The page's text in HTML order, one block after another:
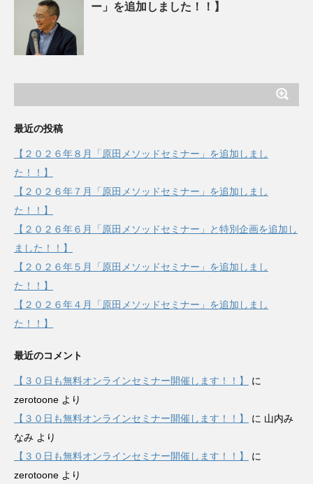
ー」を追加しました！！】
最近の投稿
【２０２６年８月「原田メソッドセミナー」を追加しまし
た！！】
【２０２６年７月「原田メソッドセミナー」を追加しまし
た！！】
【２０２６年６月「原田メソッドセミナー」と特別企画を追加し
ました！！】
【２０２６年５月「原田メソッドセミナー」を追加しまし
た！！】
【２０２６年４月「原田メソッドセミナー」を追加しまし
た！！】
最近のコメント
【３０日も無料オンラインセミナー開催します！！】
に
zerotoone より
【３０日も無料オンラインセミナー開催します！！】
に 山内み
なみ より
【３０日も無料オンラインセミナー開催します！！】
に
zerotoone より